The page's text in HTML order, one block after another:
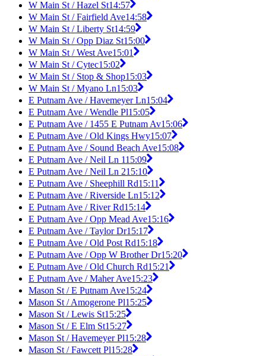
W Main St / Hazel St14:57
W Main St / Fairfield Ave14:58
W Main St / Liberty St14:59
W Main St / Opp Diaz St15:00
W Main St / West Ave15:01
W Main St / Cytec15:02
W Main St / Stop & Shop15:03
W Main St / Myano Ln15:03
E Putnam Ave / Havemeyer Ln15:04
E Putnam Ave / Wendle Pl15:05
E Putnam Ave / 1455 E Putnam Av15:06
E Putnam Ave / Old Kings Hwy15:07
E Putnam Ave / Sound Beach Ave15:08
E Putnam Ave / Neil Ln 115:09
E Putnam Ave / Neil Ln 215:10
E Putnam Ave / Sheephill Rd15:11
E Putnam Ave / Riverside Ln15:12
E Putnam Ave / River Rd15:14
E Putnam Ave / Opp Mead Ave15:16
E Putnam Ave / Taylor Dr15:17
E Putnam Ave / Old Post Rd15:18
E Putnam Ave / Opp W Brother Dr15:20
E Putnam Ave / Old Church Rd15:21
E Putnam Ave / Maher Ave15:23
Mason St / E Putnam Ave15:24
Mason St / Amogerone Pl15:25
Mason St / Lewis St15:25
Mason St / E Elm St15:27
Mason St / Havemeyer Pl15:28
Mason St / Fawcett Pl15:28